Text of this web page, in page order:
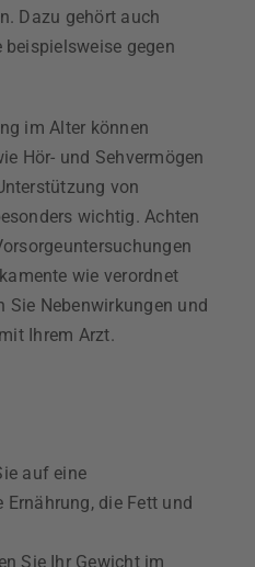
Dazu gehört auch
gegen
im Alter können
Hör- und Sehvermögen
von
wichtig. Achten
wie verordnet
Sie Nebenwirkungen und
Ihrem Arzt.
auf eine
die Fett und
Sie Ihr Gewicht im